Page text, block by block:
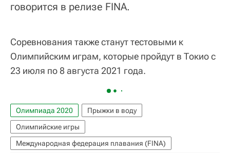
говорится в релизе FINA.
Соревнования также станут тестовыми к
Олимпийским играм, которые пройдут в Токио с
23 июля по 8 августа 2021 года.
Олимпиада 2020
Прыжки в воду
Олимпийские игры
Международная федерация плавания (FINA)